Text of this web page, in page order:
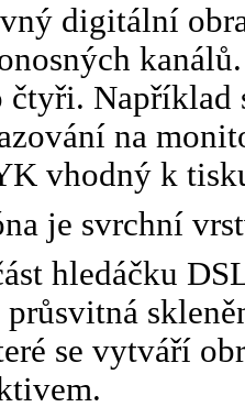
digitální
čtyři. Například
na
vhodný k
je svrchní
hledáčku
průsvitná
se vytváří